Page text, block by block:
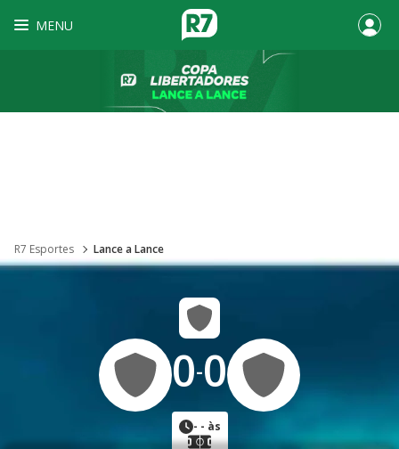
MENU
R7 Esportes Lance a Lance
0-0
- - às